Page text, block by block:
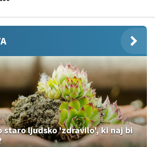
staro ljudsko 'zdravilo', ki naj bi